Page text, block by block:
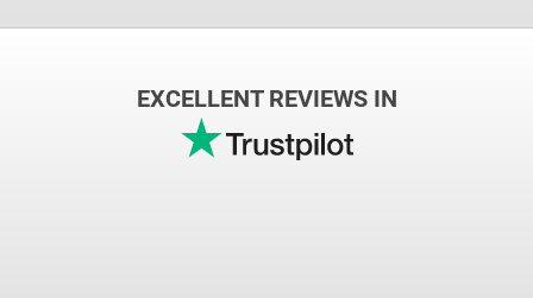
EXCELLENT REVIEWS IN